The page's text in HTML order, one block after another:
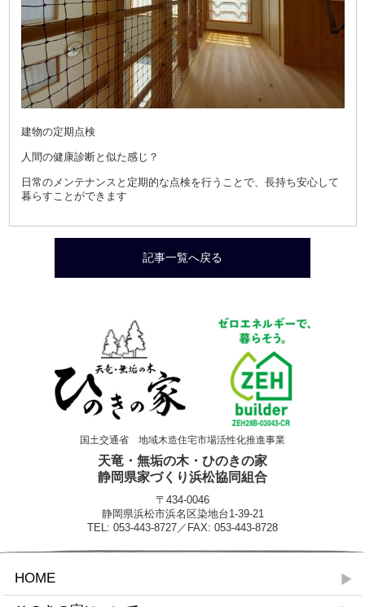
建物の定期点検
人間の健康診断と似た感じ？
日常のメンテナンスと定期的な点検を行うことで、長持ち安心して
暮らすことができます
記事一覧へ戻る
国土交通省 地域木造住宅市場活性化推進事業
天竜・無垢の木・ひのきの家
静岡県家づくり浜松協同組合
〒434-0046
静岡県浜松市浜名区染地台1-39-21
TEL: 053-443-8727／FAX: 053-443-8728
HOME